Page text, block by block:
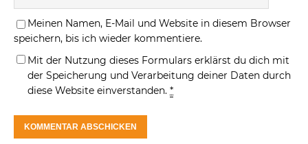
Meinen Namen, E-Mail und Website in diesem Browser
speichern, bis ich wieder kommentiere.
Mit der Nutzung dieses Formulars erklärst du dich mit
der Speicherung und Verarbeitung deiner Daten durch
diese Website einverstanden. *